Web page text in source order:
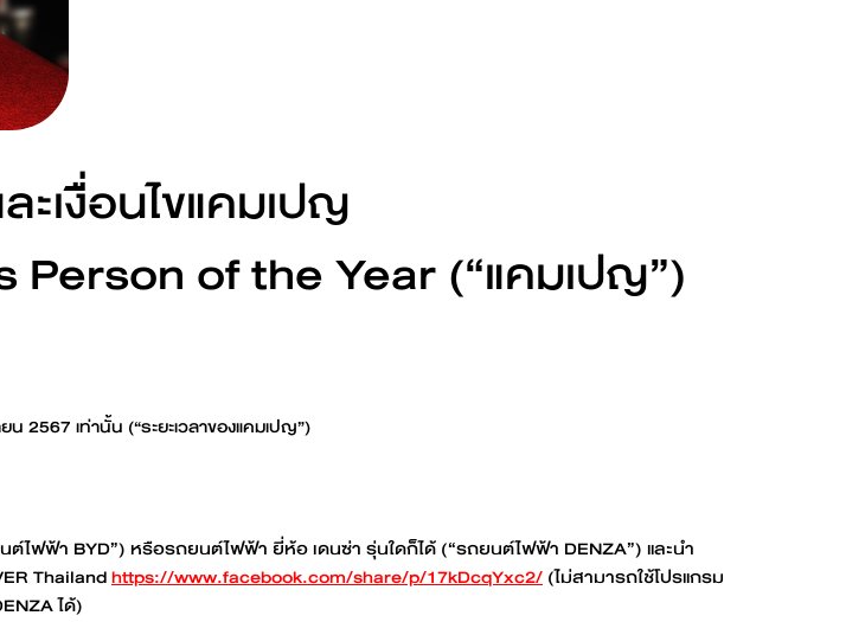
ค้นหาสถานีชาร์จ ขอข้อเสนอ
เงื่อนไขแคมเปญ
of the Year (“แคมเปญ”)
เท่านั้น (“ระยะเวลาของแคมเปญ”)
ฟ้า BYD”) หรือรถยนต์ไฟฟ้า ยี่ห้อ เดนซ่า รุ่นใดก็ได้ (“รถยนต์ไฟฟ้า DENZA”) และนำ
Thailandhttps://www.facebook.com/share/p/17kDcqYxc2/(ไม่สามารถใช้โปรแกรม
ได้)